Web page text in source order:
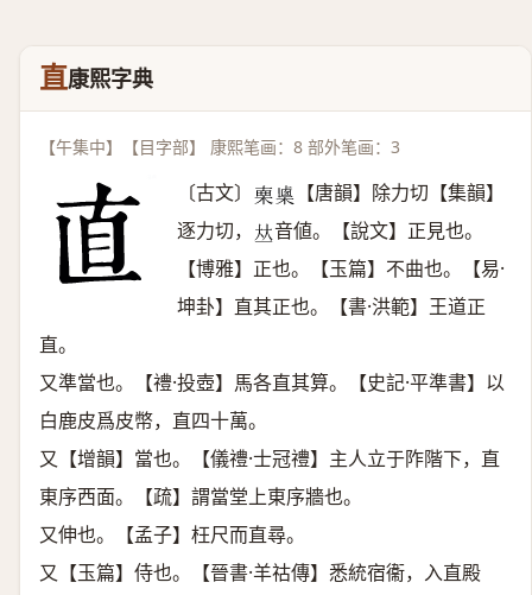
直康熙字典
【午集中】【目字部】 康熙笔画：8 部外笔画：3
〔古文〕 𣓟 𣖴
【唐韻】除力切【集韻】
逐力切， 𠀤音値。【說文】正見也。
【博雅】正也。【玉篇】不曲也。【易·
坤卦】直其正也。【書·洪範】王道正
直。
又準當也。【禮·投壺】馬各直其算。【史記·平準書】以
白鹿皮爲皮幣，直四十萬。
又【增韻】當也。【儀禮·士冠禮】主人立于阼階下，直
東序西面。【疏】謂當堂上東序牆也。
又伸也。【孟子】枉尺而直尋。
又【玉篇】侍也。【晉書·羊祜傳】悉統宿衞，入直殿